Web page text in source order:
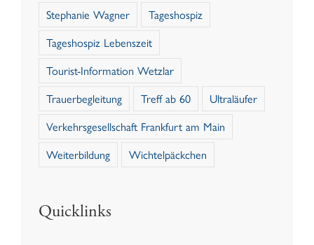
Stephanie Wagner
Tageshospiz
Tageshospiz Lebenszeit
Tourist-Information Wetzlar
Trauerbegleitung
Treff ab 60
Ultraläufer
Verkehrsgesellschaft Frankfurt am Main
Weiterbildung
Wichtelpäckchen
Quicklinks